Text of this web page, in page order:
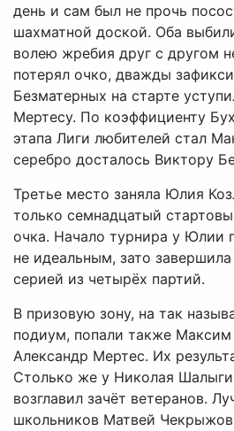
день и сам был не прочь
шахматной доской. Оба
волею жребия друг с другом
потерял очко, дважды
Безматерных на старте
Мертесу. По коэффициенту
этапа Лиги любителей стал
серебро досталось Виктору
Третье место заняла Юлия
только семнадцатый
очка. Начало турнира у Юлии
не идеальным, зато
серией из четырёх партий.
В призовую зону, на так
подиум, попали также Максим
Александр Мертес. Их
Столько же у Николая
возглавил зачёт ветеранов.
школьников Матвей Чекрыжов